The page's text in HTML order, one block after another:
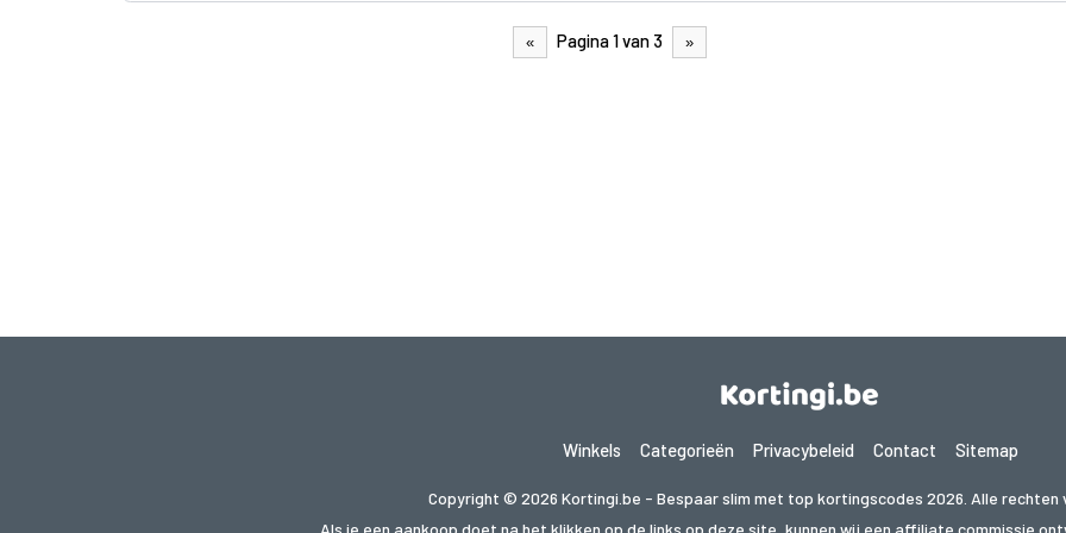
« Pagina 1 van 3 »
Winkels Categorieën Privacybeleid Contact Sitemap
Copyright © 2026 Kortingi.be - Bespaar slim met top kortingscodes 2026. Alle rechten
Als je een aankoop doet na het klikken op de links op deze site, kunnen wij een affiliate commissie